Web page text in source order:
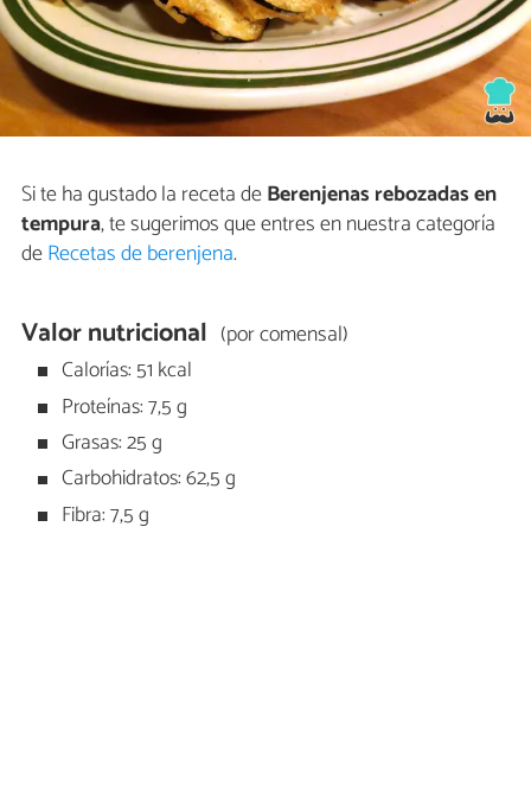
Si te ha gustado la receta deBerenjenas rebozadas en
tempura, te sugerimos que entres en nuestra categoría
deRecetas de berenjena.
Valor nutricional (por comensal)
Calorías: 51 kcal
Proteínas: 7,5 g
Grasas: 25 g
Carbohidratos: 62,5 g
Fibra: 7,5 g